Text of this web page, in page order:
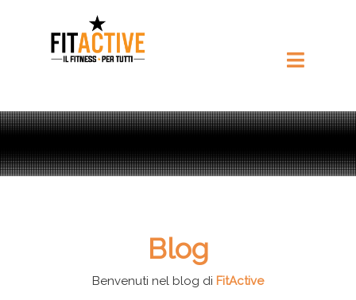
Blog
Benvenuti nel blog di FitActive